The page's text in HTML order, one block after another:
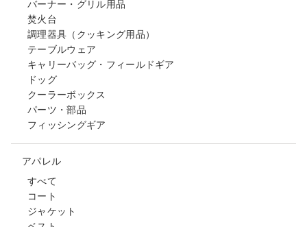
バーナー・グリル用品
焚火台
調理器具（クッキング用品）
テーブルウェア
キャリーバッグ・フィールドギア
ドッグ
クーラーボックス
パーツ・部品
フィッシングギア
アパレル
すべて
コート
ジャケット